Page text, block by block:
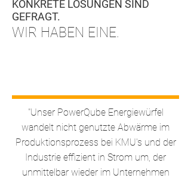
KONKRETE LÖSUNGEN SIND
GEFRAGT.
WIR HABEN EINE.
"Unser PowerQube Energiewürfel
wandelt nicht genutzte Abwärme im
Produktionsprozess bei KMU's und der
Industrie effizient in Strom um, der
unmittelbar wieder im Unternehmen